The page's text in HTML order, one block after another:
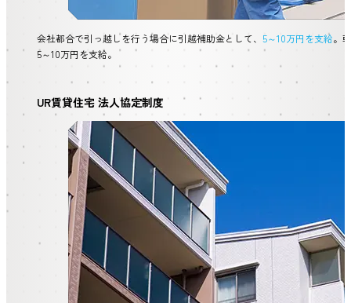
会社都合で引っ越しを行う場合に引越補助金として、5～10万円を支給。
5～10万円を支給。
UR賃貸住宅 法人協定制度